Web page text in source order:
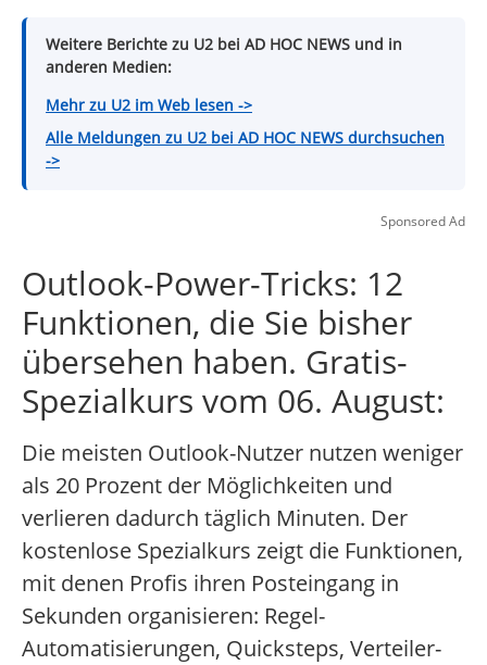
Weitere Berichte zu U2 bei AD HOC NEWS und in
anderen Medien:
Mehr zu U2 im Web lesen ->
Alle Meldungen zu U2 bei AD HOC NEWS durchsuchen
->
Sponsored Ad
Outlook-Power-Tricks: 12
Funktionen, die Sie bisher
übersehen haben. Gratis-
Spezialkurs vom 06. August:
Die meisten Outlook-Nutzer nutzen weniger
als 20 Prozent der Möglichkeiten und
verlieren dadurch täglich Minuten. Der
kostenlose Spezialkurs zeigt die Funktionen,
mit denen Profis ihren Posteingang in
Sekunden organisieren: Regel-
Automatisierungen, Quicksteps, Verteiler-